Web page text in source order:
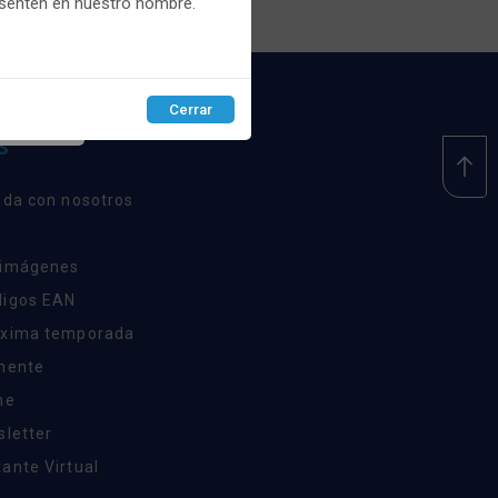
con nosotros
EAN
temporada
Virtual
Cerrar